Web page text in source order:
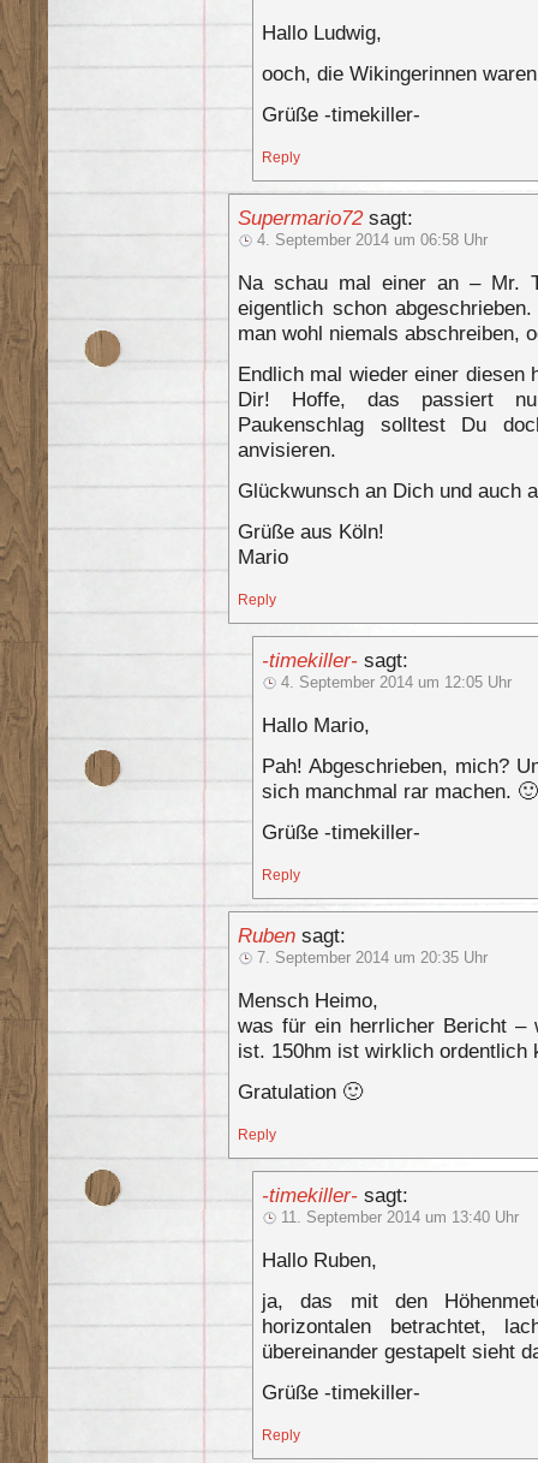
Hallo Ludwig,
ooch, die Wikingerinnen
Grüße -timekiller-
Reply
Supermario72 sagt:
4. September 2014 um 06:58 Uhr
Na schau mal einer an – Mr.
eigentlich schon
man wohl niemals abschreiben,
Endlich mal wieder einer diesen
Dir! Hoffe, das passiert
Paukenschlag solltest Du
anvisieren.
Glückwunsch an Dich und auch
Grüße aus Köln!
Mario
Reply
-timekiller- sagt:
4. September 2014 um 12:05 Uhr
Hallo Mario,
Pah! Abgeschrieben, mich?
sich manchmal rar machen. 🙂
Grüße -timekiller-
Reply
Ruben sagt:
7. September 2014 um 20:35 Uhr
Mensch Heimo,
was für ein herrlicher Bericht –
ist. 150hm ist wirklich
Gratulation 🙂
Reply
-timekiller- sagt:
11. September 2014 um 13:40 Uhr
Hallo Ruben,
ja, das mit den
horizontalen betrachtet,
übereinander gestapelt sieht
Grüße -timekiller-
Reply